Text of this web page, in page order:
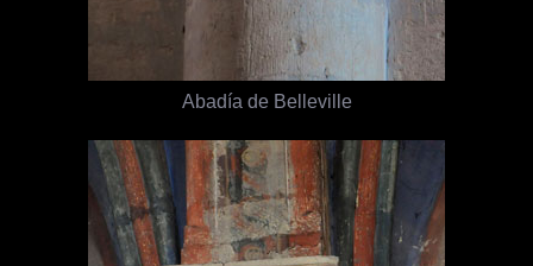
Abadía de Belleville